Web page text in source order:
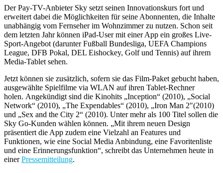
Der Pay-TV-Anbieter Sky setzt seinen Innovationskurs fort und
erweitert dabei die Möglichkeiten für seine Abonnenten, die Inhalte
unabhängig vom Fernseher im Wohnzimmer zu nutzen. Schon seit
dem letzten Jahr können iPad-User mit einer App ein großes Live-
Sport-Angebot (darunter Fußball Bundesliga, UEFA Champions
League, DFB Pokal, DEL Eishockey, Golf und Tennis) auf ihrem
Media-Tablet sehen.
Jetzt können sie zusätzlich, sofern sie das Film-Paket gebucht haben,
ausgewählte Spielfilme via WLAN auf ihren Tablet-Rechner
holen. Angekündigt sind die Kinohits „Inception“ (2010), „Social
Network“ (2010), „The Expendables“ (2010), „Iron Man 2″(2010)
und „Sex and the City 2“ (2010). Unter mehr als 100 Titel sollen die
Sky Go-Kunden wählen können. „Mit ihrem neuen Design
präsentiert die App zudem eine Vielzahl an Features und
Funktionen, wie eine Social Media Anbindung, eine Favoritenliste
und eine Erinnerungsfunktion“, schreibt das Unternehmen heute in
einerPressemitteilung.